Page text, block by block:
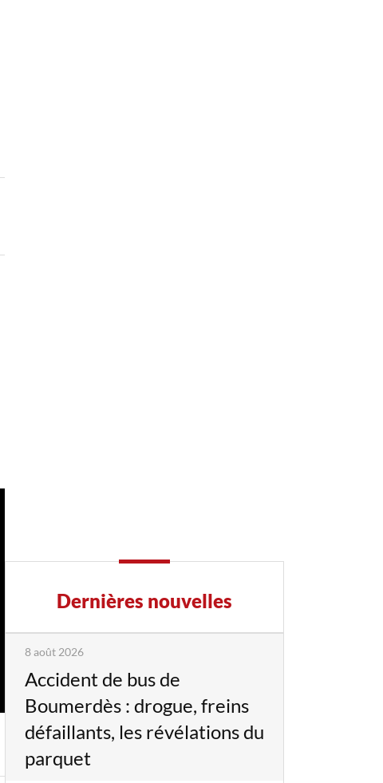
Dernières nouvelles
8 août 2026
Accident de bus de
Boumerdès : drogue, freins
défaillants, les révélations du
parquet